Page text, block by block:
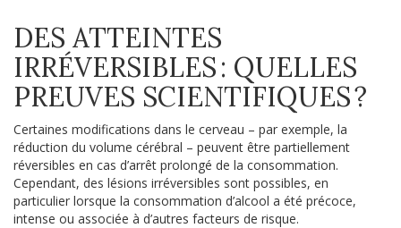
DES ATTEINTES
IRRÉVERSIBLES : QUELLES
PREUVES SCIENTIFIQUES ?
Certaines modifications dans le cerveau – par exemple, la
réduction du volume cérébral – peuvent être partiellement
réversibles en cas d’arrêt prolongé de la consommation.
Cependant, des lésions irréversibles sont possibles, en
particulier lorsque la consommation d’alcool a été précoce,
intense ou associée à d’autres facteurs de risque.